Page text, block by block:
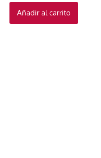
Añadir al carrito